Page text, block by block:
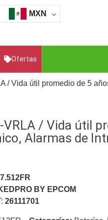
MXN
Ofertas
y NVR Gabinetes para
, Divisores, HDMI,
Partes o
Armados -
RG59 Tipo
/ Vida útil promedio de 5
/ Vida útil
Alarmas de
BY EPCOM
26111701